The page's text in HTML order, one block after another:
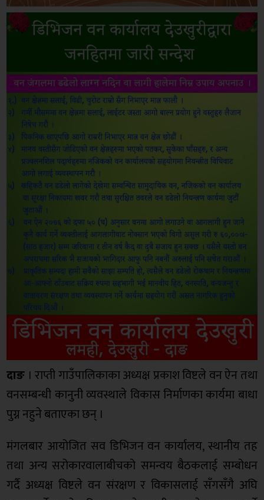
दाङ । राप्ती गाउँपालिकाका अध्यक्ष प्रकाश विष्टले वन ऐन तथा
वनसम्बन्धी कानुनी व्यवस्थाले विकास निर्माणका कार्यमा बाधा
पुग्न नहुने बताएका छन् ।
मंगलबार आयोजित सव डिभिजन वन कार्यालय, स्थानीय तह
तथा अन्य सरोकारवालाबीचको समन्वय बैठकलाई सम्बोधन
गर्दै अध्यक्ष विष्टले वन संरक्षण र विकासलाई सँगसँगै अघि